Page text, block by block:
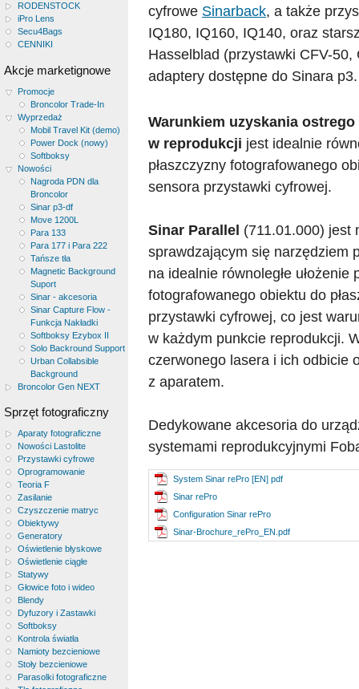
RODENSTOCK
iPro Lens
Secu4Bags
CENNIKI
Akcje marketignowe
Promocje
Broncolor Trade-In
Wyprzedaż
Mobil Travel Kit (demo)
Power Dock (nowy)
Softboksy
Nowości
Nagroda PDN dla
Broncolor
Sinar p3-df
Move 1200L
Para 133
Para 177 i Para 222
Tańsze tła
Magnetic Background
Suport
Sinar - akcesoria
Sinar Capture Flow -
Funkcja Nakładki
Softboksy Ezybox II
Solo Backround Support
Urban Collabsible
Background
Broncolor Gen NEXT
Sprzęt fotograficzny
Aparaty fotograficzne
Nowości Lastolite
Przystawki cyfrowe
Oprogramowanie
Teoria F
Zasilanie
Czyszczenie matryc
Obiektywy
Generatory
Oświetlenie błyskowe
Oświetlenie ciągłe
Statywy
Głowice foto i wideo
Blendy
Dyfuzory i Zastawki
Softboksy
Kontrola światła
Namioty bezcieniowe
Stoły bezcieniowe
Parasolki fotograficzne
cyfrowe Sinarback, a także
IQ180, IQ160, IQ140, oraz
Hasselblad (przystawki CFV-
adaptery dostępne do Sinara p3.
Warunkiem uzyskania ostrego
w reprodukcji jest idealnie
płaszczyzny fotografowanego
sensora przystawki cyfrowej.
Sinar Parallel (711.01.000) jest
sprawdzającym się narzędziem
na idealnie równoległe ułożenie
fotografowanego obiektu do
przystawki cyfrowej, co jest
w każdym punkcie reprodukcji.
czerwonego lasera i ich odbicie
z aparatem.
Dedykowane akcesoria do
systemami reprodukcyjnymi
System Sinar rePro [EN] pdf
Sinar rePro
Configuration Sinar rePro
Sinar-Brochure_rePro_EN.pdf